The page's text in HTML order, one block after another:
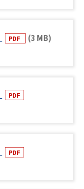
PDF (3 MB)
PDF
PDF